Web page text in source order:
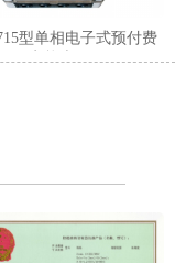
型单相电子式预付费
电能表